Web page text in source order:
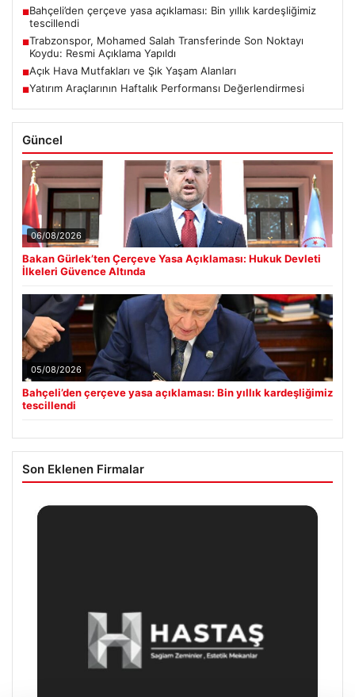
■Bahçeli’den çerçeve yasa açıklaması: Bin yıllık kardeşliğimiz
tescillendi
■Trabzonspor, Mohamed Salah Transferinde Son Noktayı
Koydu: Resmi Açıklama Yapıldı
■Açık Hava Mutfakları ve Şık Yaşam Alanları
■Yatırım Araçlarının Haftalık Performansı Değerlendirmesi
Güncel
06/08/2026
Bakan Gürlek’ten Çerçeve Yasa Açıklaması: Hukuk Devleti
İlkeleri Güvence Altında
05/08/2026
Bahçeli’den çerçeve yasa açıklaması: Bin yıllık kardeşliğimiz
tescillendi
Son Eklenen Firmalar